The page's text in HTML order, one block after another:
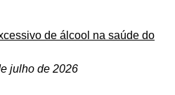
de álcool na saúde do
julho de 2026